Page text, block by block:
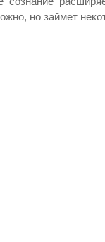
но займет